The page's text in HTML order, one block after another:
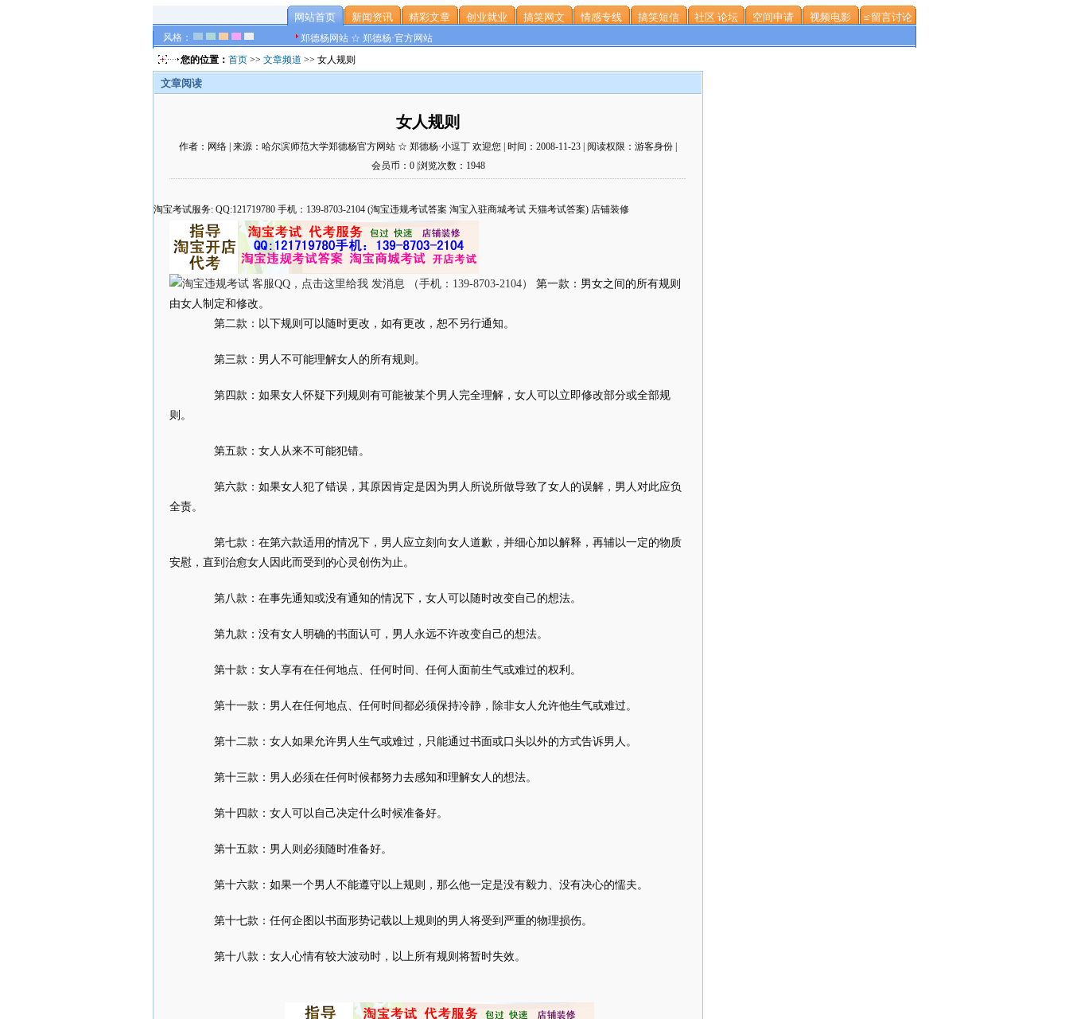
风格：
网站首页 新闻资讯 精彩文章 创业就业 搞笑网文 情感专线 搞笑短信 社区 论坛 空间申请 视频电影 ≌留言讨论
郑德杨网站 ☆ 郑德杨·官方网站
您的位置： 首页 >> 文章频道 >> 女人规则
文章阅读
女人规则
作者：网络 | 来源：哈尔滨师范大学郑德杨官方网站 ☆ 郑德杨·小逗丁 欢迎您 | 时间：2008-11-23 | 阅读权限：游客身份 |
会员币：0 |浏览次数：1948
淘宝考试服务: QQ:121719780 手机：139-8703-2104 (淘宝违规考试答案 淘宝入驻商城考试 天猫考试答案) 店铺装修
第一款：男女之间的所有规则
由女人制定和修改。
第二款：以下规则可以随时更改，如有更改，恕不另行通知。
第三款：男人不可能理解女人的所有规则。
第四款：如果女人怀疑下列规则有可能被某个男人完全理解，女人可以立即修改部分或全部规
则。
第五款：女人从来不可能犯错。
第六款：如果女人犯了错误，其原因肯定是因为男人所说所做导致了女人的误解，男人对此应负
全责。
第七款：在第六款适用的情况下，男人应立刻向女人道歉，并细心加以解释，再辅以一定的物质
安慰，直到治愈女人因此而受到的心灵创伤为止。
第八款：在事先通知或没有通知的情况下，女人可以随时改变自己的想法。
第九款：没有女人明确的书面认可，男人永远不许改变自己的想法。
第十款：女人享有在任何地点、任何时间、任何人面前生气或难过的权利。
第十一款：男人在任何地点、任何时间都必须保持冷静，除非女人允许他生气或难过。
第十二款：女人如果允许男人生气或难过，只能通过书面或口头以外的方式告诉男人。
第十三款：男人必须在任何时候都努力去感知和理解女人的想法。
第十四款：女人可以自己决定什么时候准备好。
第十五款：男人则必须随时准备好。
第十六款：如果一个男人不能遵守以上规则，那么他一定是没有毅力、没有决心的懦夫。
第十七款：任何企图以书面形势记载以上规则的男人将受到严重的物理损伤。
第十八款：女人心情有较大波动时，以上所有规则将暂时失效。